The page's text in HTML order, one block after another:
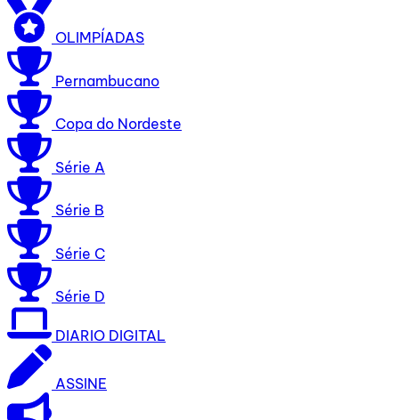
OLIMPÍADAS
Pernambucano
Copa do Nordeste
Série A
Série B
Série C
Série D
DIARIO DIGITAL
ASSINE